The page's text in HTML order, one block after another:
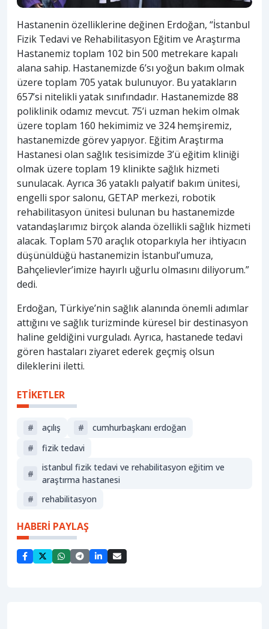
Hastanenin özelliklerine değinen Erdoğan, “İstanbul
Fizik Tedavi ve Rehabilitasyon Eğitim ve Araştırma
Hastanemiz toplam 102 bin 500 metrekare kapalı
alana sahip. Hastanemizde 6’sı yoğun bakım olmak
üzere toplam 705 yatak bulunuyor. Bu yatakların
657’si nitelikli yatak sınıfındadır. Hastanemizde 88
poliklinik odamız mevcut. 75’i uzman hekim olmak
üzere toplam 160 hekimimiz ve 324 hemşiremiz,
hastanemizde görev yapıyor. Eğitim Araştırma
Hastanesi olan sağlık tesisimizde 3’ü eğitim kliniği
olmak üzere toplam 19 klinikte sağlık hizmeti
sunulacak. Ayrıca 36 yataklı palyatif bakım ünitesi,
engelli spor salonu, GETAP merkezi, robotik
rehabilitasyon ünitesi bulunan bu hastanemizde
vatandaşlarımız birçok alanda özellikli sağlık hizmeti
alacak. Toplam 570 araçlık otoparkıyla her ihtiyacın
düşünüldüğü hastanemizin İstanbul’umuza,
Bahçelievler’imize hayırlı uğurlu olmasını diliyorum.”
dedi.
Erdoğan, Türkiye’nin sağlık alanında önemli adımlar
attığını ve sağlık turizminde küresel bir destinasyon
haline geldiğini vurguladı. Ayrıca, hastanede tedavi
gören hastaları ziyaret ederek geçmiş olsun
dileklerini iletti.
ETİKETLER
# açılış #
cumhurbaşkanı erdoğan
#
fizik tedavi
#
i̇stanbul fizik tedavi ve rehabilitasyon eğitim ve
araştırma hastanesi
#
rehabilitasyon
HABERİ PAYLAŞ